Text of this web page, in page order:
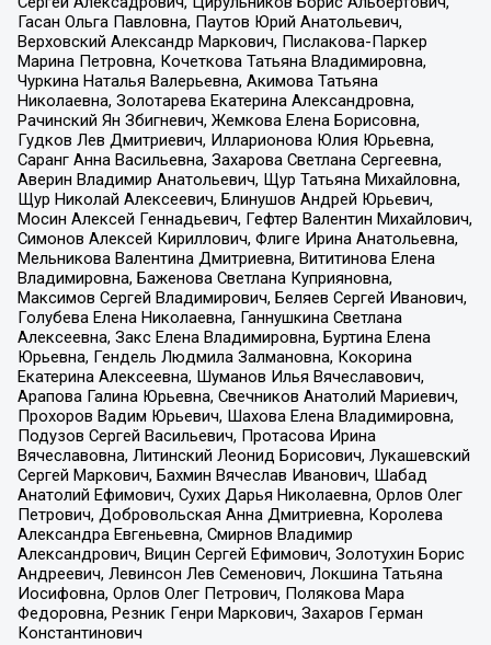
Гасан Ольга Павловна, Паутов Юрий Анатольевич,
Верховский Александр Маркович, Пислакова-Паркер
Марина Петровна, Кочеткова Татьяна Владимировна,
Чуркина Наталья Валерьевна, Акимова Татьяна
Николаевна, Золотарева Екатерина Александровна,
Рачинский Ян Збигневич, Жемкова Елена Борисовна,
Гудков Лев Дмитриевич, Илларионова Юлия Юрьевна,
Саранг Анна Васильевна, Захарова Светлана Сергеевна,
Аверин Владимир Анатольевич, Щур Татьяна Михайловна,
Щур Николай Алексеевич, Блинушов Андрей Юрьевич,
Мосин Алексей Геннадьевич, Гефтер Валентин Михайлович,
Симонов Алексей Кириллович, Флиге Ирина Анатольевна,
Мельникова Валентина Дмитриевна, Вититинова Елена
Владимировна, Баженова Светлана Куприяновна,
Максимов Сергей Владимирович, Беляев Сергей Иванович,
Голубева Елена Николаевна, Ганнушкина Светлана
Алексеевна, Закс Елена Владимировна, Буртина Елена
Юрьевна, Гендель Людмила Залмановна, Кокорина
Екатерина Алексеевна, Шуманов Илья Вячеславович,
Арапова Галина Юрьевна, Свечников Анатолий Мариевич,
Прохоров Вадим Юрьевич, Шахова Елена Владимировна,
Подузов Сергей Васильевич, Протасова Ирина
Вячеславовна, Литинский Леонид Борисович, Лукашевский
Сергей Маркович, Бахмин Вячеслав Иванович, Шабад
Анатолий Ефимович, Сухих Дарья Николаевна, Орлов Олег
Петрович, Добровольская Анна Дмитриевна, Королева
Александра Евгеньевна, Смирнов Владимир
Александрович, Вицин Сергей Ефимович, Золотухин Борис
Андреевич, Левинсон Лев Семенович, Локшина Татьяна
Иосифовна, Орлов Олег Петрович, Полякова Мара
Федоровна, Резник Генри Маркович, Захаров Герман
Константинович